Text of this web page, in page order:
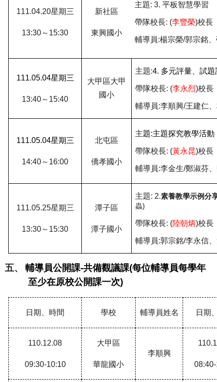
111.04.20星期三
13:30～ 15:30
新社區
東興國小
主題: 3. 平板智慧學習
帶隊校長: (李豐榮)校長
輔導員:楊宗榮/郭宗銘、
111.05.04星期三
13:40～ 15:40
大甲區大甲
國小
主題:4. 多元評量、試
帶隊校長: (李永烈)校長
輔導員:李順興/王建仁、
111.05.04星期三
14:40～ 16:00
北屯區
僑孝國小
主題:主題探究教學活動
帶隊校長: (黃永昆)校長
輔導員:李金生/鄭淑芬
111.05.25星期三
13:30～ 15:30
潭子區
潭子國小
主題: 2.素養教學示例分
蟲)
帶隊校長: (陸朝炳)校長
輔導員:郭宗銘/李永信、
五、 輔導員公開課-共備觀議課(每位輔導員每學年
至少在原校公開課一次)
日期、時間 學校 輔導員姓名 日期
110.12.08
09:30-10:10
大甲區
華龍國小
李順興